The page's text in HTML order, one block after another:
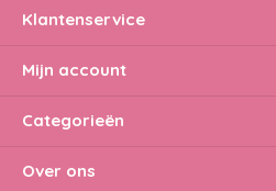
Klantenservice
Mijn account
Categorieën
Over ons